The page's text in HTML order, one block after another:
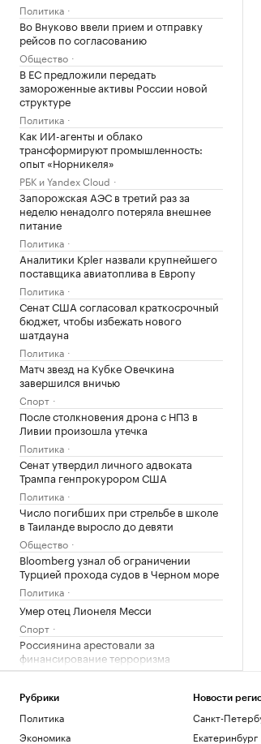
Политика
Во Внуково ввели прием и отправку
рейсов по согласованию
Общество
В ЕС предложили передать
замороженные активы России новой
структуре
Политика
Как ИИ-агенты и облако
трансформируют промышленность:
опыт «Норникеля»
РБК и Yandex Cloud
Запорожская АЭС в третий раз за
неделю ненадолго потеряла внешнее
питание
Политика
Аналитики Kpler назвали крупнейшего
поставщика авиатоплива в Европу
Политика
Сенат США согласовал краткосрочный
бюджет, чтобы избежать нового
шатдауна
Политика
Матч звезд на Кубке Овечкина
завершился вничью
Спорт
После столкновения дрона с НПЗ в
Ливии произошла утечка
Политика
Сенат утвердил личного адвоката
Трампа генпрокурором США
Политика
Число погибших при стрельбе в школе
в Таиланде выросло до девяти
Общество
Bloomberg узнал об ограничении
Турцией прохода судов в Черном море
Политика
Умер отец Лионеля Месси
Спорт
Россиянина арестовали за
финансирование терроризма
«звездами» мессенджера
Школы с отличием: как изменилось
представление об учебе рядом с домом
РБК и ПИК Серия плюс
Рубрики
Политика
Экономика
Новости
Санкт-
Екатеринбург